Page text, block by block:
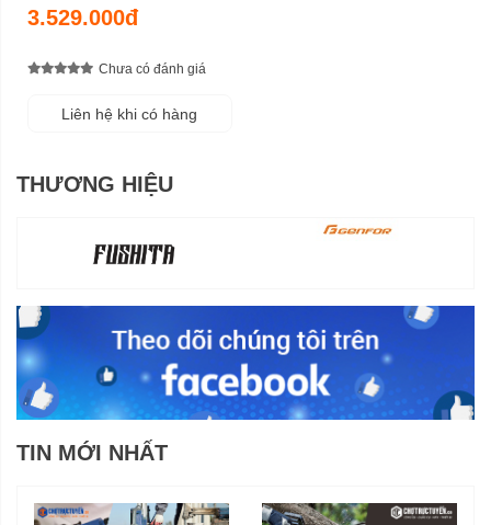
3.529.000đ
Chưa có đánh giá
Liên hệ khi có hàng
THƯƠNG HIỆU
TIN MỚI NHẤT